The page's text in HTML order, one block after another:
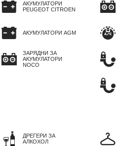
АКУМУЛАТОРИ
PEUGEOT CITROEN
АКУМУЛАТОРИ AGM
ЗАРЯДНИ ЗА
АКУМУЛАТОРИ
NOCO
ДРЕГЕРИ ЗА
АЛКОХОЛ